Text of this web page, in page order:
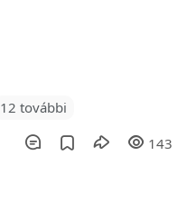
12 további
143